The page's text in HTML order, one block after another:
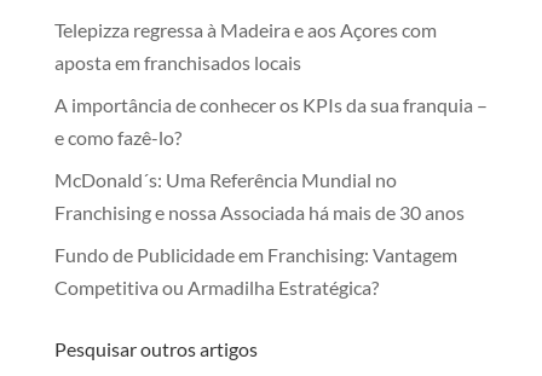
Telepizza regressa à Madeira e aos Açores com
aposta em franchisados locais
A importância de conhecer os KPIs da sua franquia –
e como fazê-lo?
McDonald´s: Uma Referência Mundial no
Franchising e nossa Associada há mais de 30 anos
Fundo de Publicidade em Franchising: Vantagem
Competitiva ou Armadilha Estratégica?
Pesquisar outros artigos